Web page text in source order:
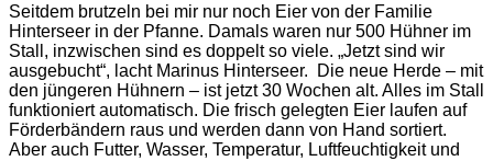
Seitdem brutzeln bei mir nur noch Eier von der Familie
Hinterseer in der Pfanne. Damals waren nur 500 Hühner im
Stall, inzwischen sind es doppelt so viele. „Jetzt sind wir
ausgebucht“, lacht Marinus Hinterseer. Die neue Herde – mit
den jüngeren Hühnern – ist jetzt 30 Wochen alt. Alles im Stall
funktioniert automatisch. Die frisch gelegten Eier laufen auf
Förderbändern raus und werden dann von Hand sortiert.
Aber auch Futter, Wasser, Temperatur, Luftfeuchtigkeit und